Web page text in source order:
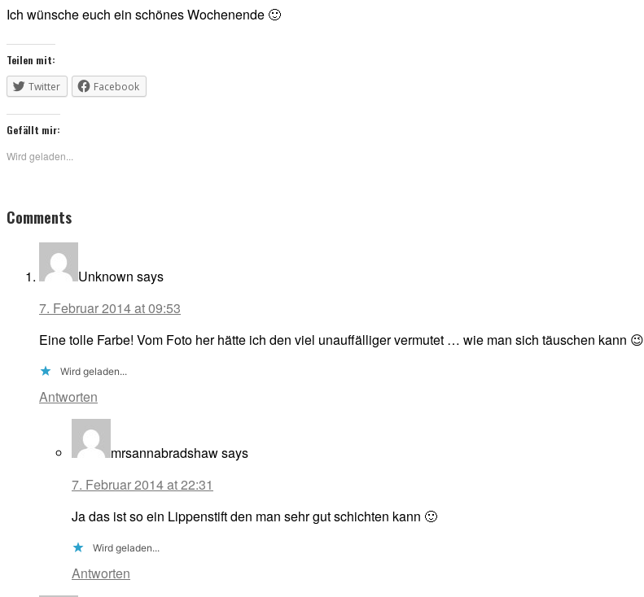
Ich wünsche euch ein schönes Wochenende 🙂
Teilen mit:
Twitter
Facebook
Gefällt mir:
Wird geladen...
Reader
Interactions
Comments
Unknown says
7. Februar 2014 at 09:53
Eine tolle Farbe! Vom Foto her hätte ich den viel unauffälliger vermutet … wie man sich täuschen kann 😉
Wird geladen...
Antworten
mrsannabradshawsays
7. Februar 2014 at 22:31
Ja das ist so ein Lippenstift den man sehr gut schichten kann 🙂
Wird geladen...
Antworten